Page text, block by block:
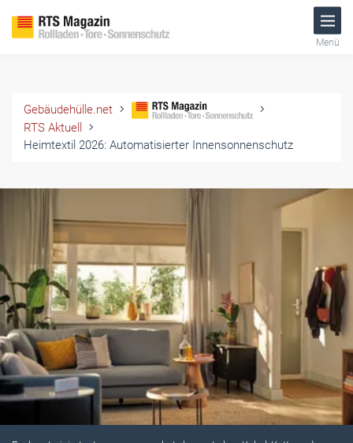
Menü
Gebäudehülle.net
RTS Aktuell
Heimtextil 2026: Automatisierter Innensonnenschutz